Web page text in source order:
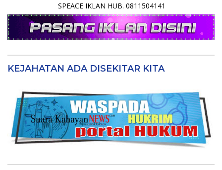
SPEACE IKLAN HUB. 0811504141
KEJAHATAN ADA DISEKITAR KITA